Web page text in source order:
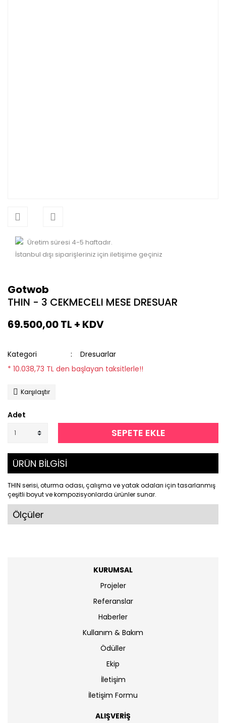
Üretim süresi 4-5 haftadır.
İstanbul dışı siparişleriniz için iletişime geçiniz
Gotwob
THIN - 3 CEKMECELI MESE DRESUAR
69.500,00 TL + KDV
Kategori
Dresuarlar
* 10.038,73 TL den başlayan taksitlerle!!
Karşılaştır
Adet
SEPETE EKLE
ÜRÜN BİLGİSİ
THIN serisi, oturma odası, çalışma ve yatak odaları için tasarlanmış
çeşitli boyut ve kompozisyonlarda ürünler sunar.
Ölçüler
KURUMSAL
Projeler
Referanslar
Haberler
Kullanım & Bakım
Ödüller
Ekip
İletişim
İletişim Formu
ALIŞVERİŞ